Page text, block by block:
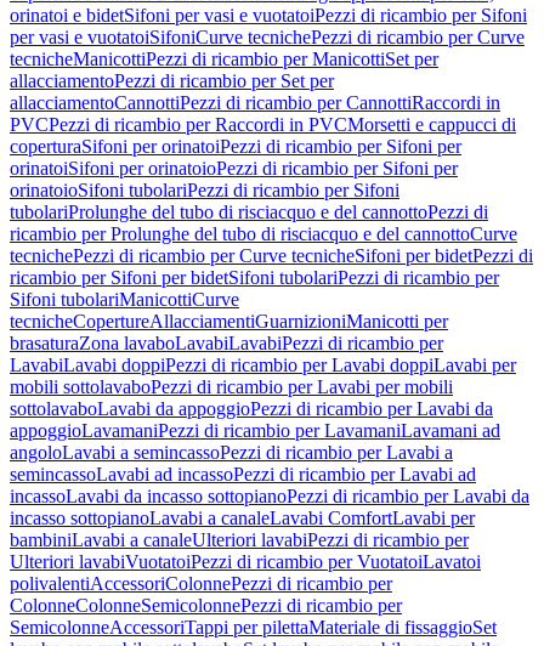
orinatoi e bidetSifoni per vasi e vuotatoiPezzi di ricambio per Sifoni
per vasi e vuotatoiSifoniCurve tecnichePezzi di ricambio per Curve
tecnicheManicottiPezzi di ricambio per ManicottiSet per
allacciamentoPezzi di ricambio per Set per
allacciamentoCannottiPezzi di ricambio per CannottiRaccordi in
PVCPezzi di ricambio per Raccordi in PVCMorsetti e cappucci di
coperturaSifoni per orinatoiPezzi di ricambio per Sifoni per
orinatoiSifoni per orinatoioPezzi di ricambio per Sifoni per
orinatoioSifoni tubolariPezzi di ricambio per Sifoni
tubolariProlunghe del tubo di risciacquo e del cannottoPezzi di
ricambio per Prolunghe del tubo di risciacquo e del cannottoCurve
tecnichePezzi di ricambio per Curve tecnicheSifoni per bidetPezzi di
ricambio per Sifoni per bidetSifoni tubolariPezzi di ricambio per
Sifoni tubolariManicottiCurve
tecnicheCopertureAllacciamentiGuarnizioniManicotti per
brasaturaZona lavaboLavabiLavabiPezzi di ricambio per
LavabiLavabi doppiPezzi di ricambio per Lavabi doppiLavabi per
mobili sottolavaboPezzi di ricambio per Lavabi per mobili
sottolavaboLavabi da appoggioPezzi di ricambio per Lavabi da
appoggioLavamaniPezzi di ricambio per LavamaniLavamani ad
angoloLavabi a semincassoPezzi di ricambio per Lavabi a
semincassoLavabi ad incassoPezzi di ricambio per Lavabi ad
incassoLavabi da incasso sottopianoPezzi di ricambio per Lavabi da
incasso sottopianoLavabi a canaleLavabi ComfortLavabi per
bambiniLavabi a canaleUlteriori lavabiPezzi di ricambio per
Ulteriori lavabiVuotatoiPezzi di ricambio per VuotatoiLavatoi
polivalentiAccessoriColonnePezzi di ricambio per
ColonneColonneSemicolonnePezzi di ricambio per
SemicolonneAccessoriTappi per pilettaMateriale di fissaggioSet